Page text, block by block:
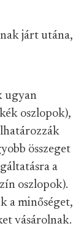
járt utána,
ugyan
oszlopok),
összeget
a
oszlopok).
a minőséget,
vásárolnak.